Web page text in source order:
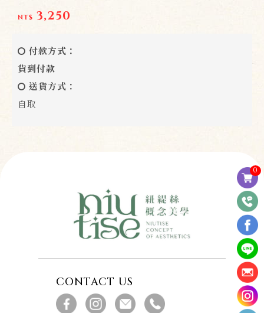
0
NT$ 3,250
付款方式：
貨到付款
送貨方式：
自取
CONTACT US